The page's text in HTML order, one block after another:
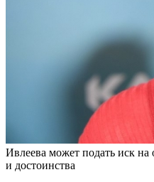
Ивлеева может подать иск на
и достоинства